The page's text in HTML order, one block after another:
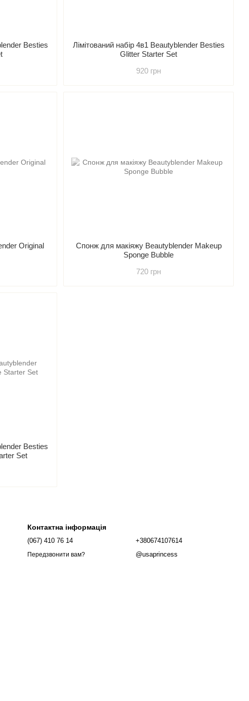
Besties
Лімітований набір 4в1 Beautyblender Besties
Glitter Starter Set
920 грн
Original
Спонж для макіяжу Beautyblender Makeup
Sponge Bubble
720 грн
Besties
Set
Контактна інформація
(067) 410 76 14
Передзвонити вам?
+380674107614
@usaprincess